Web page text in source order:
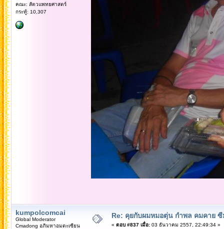
คณะ: สัตวแพทยศาสตร์
กระทู้: 10,307
kumpolcomcai
Global Moderator
Cmadong อภิมหาอมตะเซียน
Re: คุยกับผมหมอตุ่น กำพล คมคาย
« ตอบ #837 เมื่อ:03 ธันวาคม 2557, 22:49:34 »